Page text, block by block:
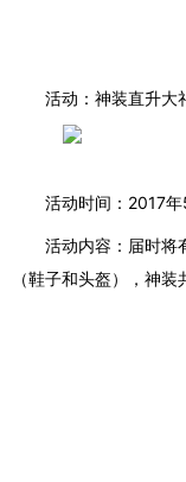
活动：神装直升大
活动时间： 2017
活动内容：届时将
（鞋子和头盔），神